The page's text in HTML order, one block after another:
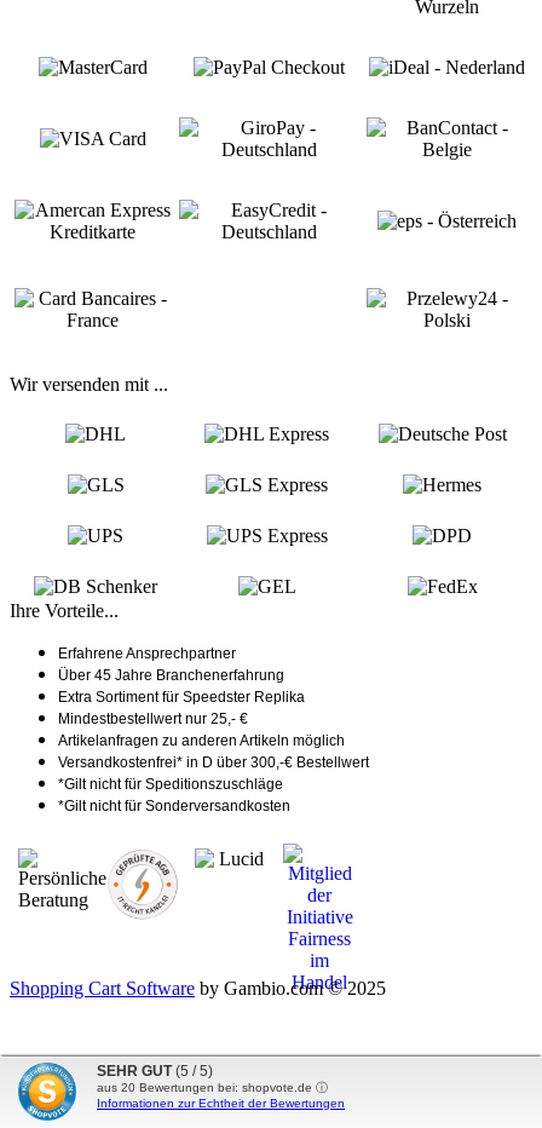
Wir versenden mit ...
Ihre Vorteile...
Erfahrene Ansprechpartner
Über 45 Jahre Branchenerfahrung
Extra Sortiment für Speedster Replika
Mindestbestellwert nur 25,- €
Artikelanfragen zu anderen Artikeln möglich
Versandkostenfrei* in D über 300,-€ Bestellwert
*Gilt nicht für Speditionszuschläge
*Gilt nicht für Sonderversandkosten
Shopping Cart Software by Gambio.com © 2025
SEHR GUT (5 / 5)
aus 20 Bewertungen bei: shopvote.de ⓘ
Informationen zur Echtheit der Bewertungen